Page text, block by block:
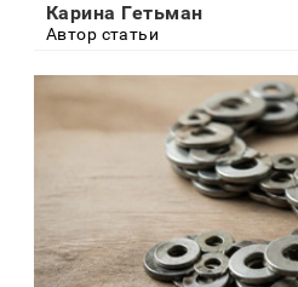
Карина Гетьман
Автор статьи